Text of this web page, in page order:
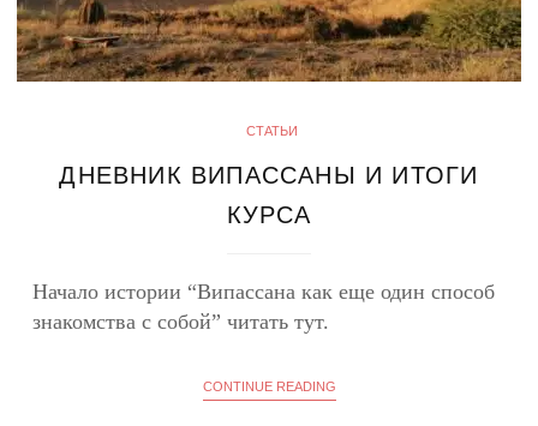
СТАТЬИ
ДНЕВНИК ВИПАССАНЫ И ИТОГИ
КУРСА
Начало истории “Випассана как еще один способ
знакомства с собой” читать тут.
CONTINUE READING